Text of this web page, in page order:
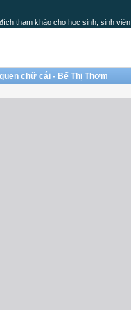
tham khảo cho học sinh, sinh viên.
chữ cái - Bế Thị Thơm